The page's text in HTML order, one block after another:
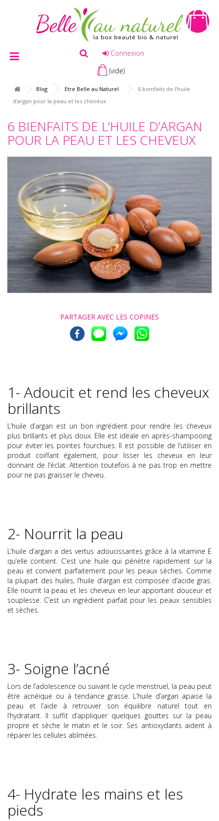
Connexion
(vide)
Blog Etre Belle au Naturel
6 bienfaits de l’huile
d’argan pour la peau et les cheveux
6 BIENFAITS DE L’HUILE D’ARGAN
POUR LA PEAU ET LES CHEVEUX
PARTAGER AVEC LES COPINES
1- Adoucit et rend les cheveux
brillants
L’huile d’argan est un bon ingrédient pour rendre les cheveux
plus brillants et plus doux. Elle est idéale en après-shampooing
pour éviter les pointes fourchues. Il est possible de l’utiliser en
produit coiffant également, pour lisser les cheveux en leur
donnant de l’éclat. Attention toutefois à ne pas trop en mettre
pour ne pas graisser le cheveu.
2- Nourrit la peau
L’huile d’argan a des vertus adoucissantes grâce à la vitamine E
qu’elle contient. C’est une huile qui pénètre rapidement sur la
peau et convient parfaitement pour les peaux sèches. Comme
la plupart des huiles, l’huile d’argan est composée d’acide gras.
Elle nourrit la peau et les cheveux en leur apportant douceur et
souplesse. C’est un ingrédient parfait pour les peaux sensibles
et sèches.
3- Soigne l’acné
Lors de l’adolescence ou suivant le cycle menstruel, la peau peut
être acnéique ou à tendance grasse. L’huile d’argan apaise la
peau et l’aide à retrouver son équilibre naturel tout en
l’hydratant. Il suffit d’appliquer quelques gouttes sur la peau
propre et sèche le matin et le soir. Ses antioxydants aident à
réparer les cellules abîmées.
4- Hydrate les mains et les
pieds